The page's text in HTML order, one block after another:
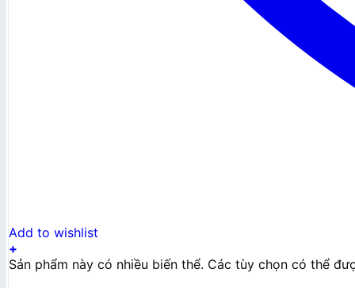
Add to wishlist
+
Sản phẩm này có nhiều biến thể. Các tùy chọn có thể